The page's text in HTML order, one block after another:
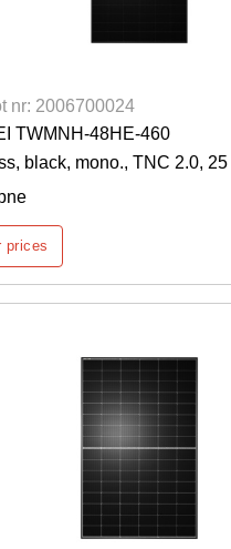
nr: 2006700024
TWMNH-48HE-460
black, mono., TNC 2.0,
prices